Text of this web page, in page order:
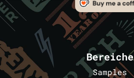
Bereiche
Samples